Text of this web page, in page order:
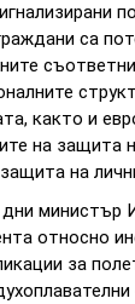
са
както и
на защита
на
дни министър
относно
за